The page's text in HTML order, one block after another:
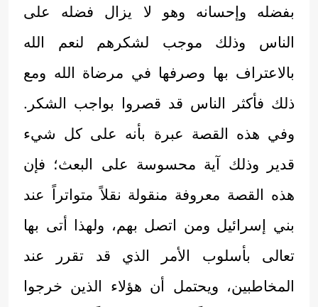
بفضله وإحسانه وهو لا يزال فضله على
الناس وذلك موجب لشكرهم لنعم الله
بالاعتراف بها وصرفها في مرضاة الله ومع
ذلك فأكثر الناس قد قصروا بواجب الشكر.
وفي هذه القصة عبرة بأنه على كل شيء
قدير وذلك آية محسوسة على البعث؛ فإن
هذه القصة معروفة منقولة نقلاً متواتراً عند
بني إسرائيل ومن اتصل بهم، ولهذا أتى بها
تعالى بأسلوب الأمر الذي قد تقرر عند
المخاطبين، ويحتمل أن هؤلاء الذين خرجوا